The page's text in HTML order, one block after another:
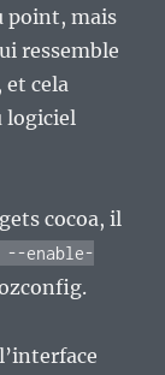
point, mais
ressemble
et cela
logiciel
cocoa, il
--enable-